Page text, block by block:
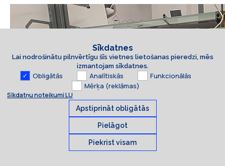
Sīkdatnes
Lai nodrošinātu pilnvērtīgu šīs vietnes lietošanas pieredzi, mēs
izmantojam sīkdatnes.
Obligātās Analītiskās
Funkcionālās
Mērķa (reklāmas)
Sīkdatņu noteikumi LU
Apstiprināt obligātās
Pielāgot
Piekrist visam